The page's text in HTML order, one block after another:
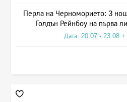
Перла на Черноморието: 3
Голдън Рейнбоу на първа
Дата: 20.07 - 23.08